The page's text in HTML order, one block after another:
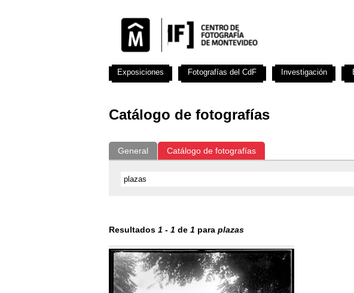
Catálogo de fotografías
General Catálogo de fotografías
Resultados 1 - 1 de 1 para plazas
Exposiciones Fotografías del CdF Investigación